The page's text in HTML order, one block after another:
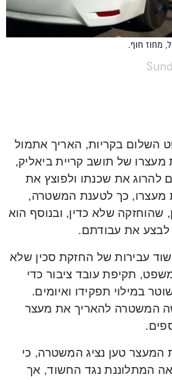
מחוז חוף.
השלום בקריות, האריך אתמול
מעצרו של תושב קריית ביאליק,
להרוג את שכנתו ולפוצץ את
מעצרו, כך לטענת המשטרה,
שהוחזקה שלא כדין, ובנוסף הוא
לבצע את עבודתם.
עבירות של החזקת סכין שלא
תקיפת עובד ציבור כדי
במילוי תפקידו ואיומים.
המשטרה להאריך את מעצר
המעצר טען נציג המשטרה, כי
המתלוננת נגד החשוד, אך